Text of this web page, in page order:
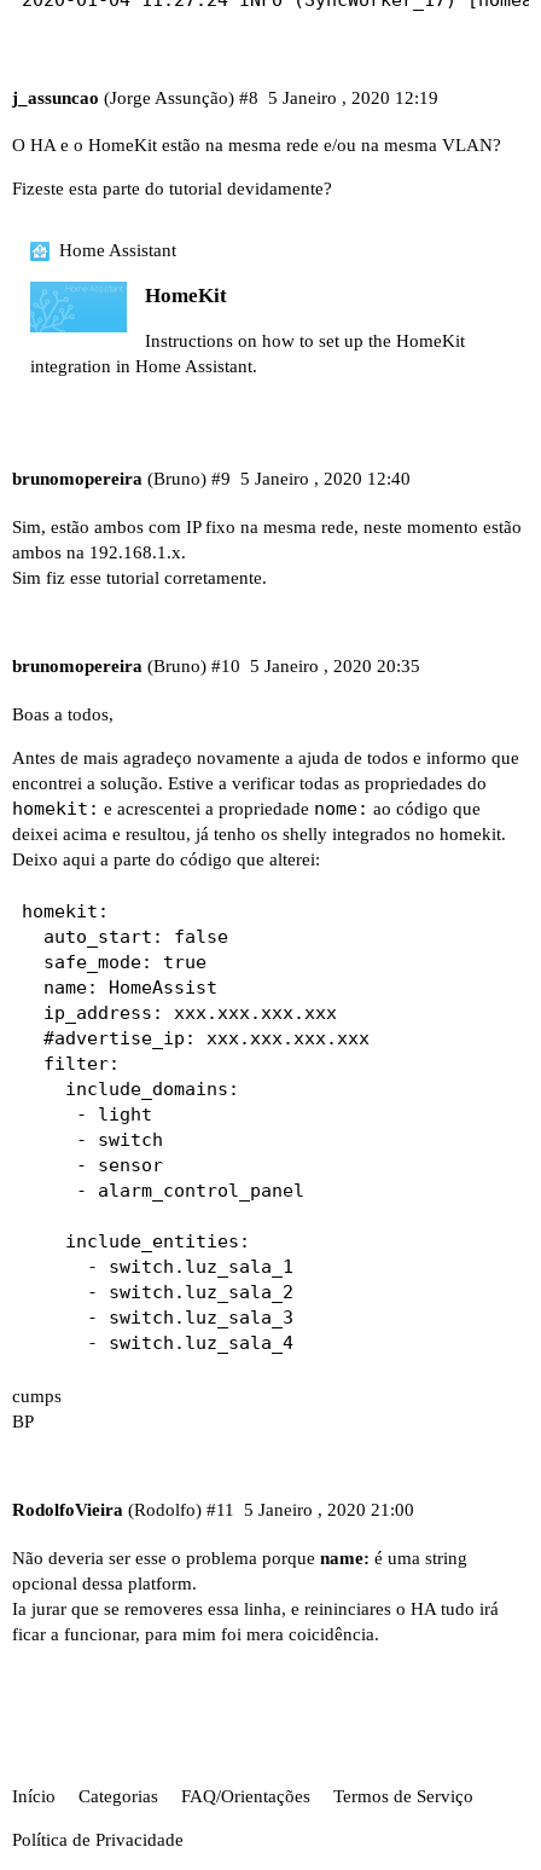
j_assuncao (Jorge Assunção) 5 Janeiro , 2020 12:19
#8
O HA e o HomeKit estão na mesma rede e/ou na mesma VLAN?
Fizeste esta parte do tutorial devidamente?
Home Assistant
HomeKit
Instructions on how to set up the HomeKit
integration in Home Assistant.
brunomopereira (Bruno) 5 Janeiro , 2020 12:40
#9
Sim, estão ambos com IP fixo na mesma rede, neste momento estão
ambos na 192.168.1.x.
Sim fiz esse tutorial corretamente.
brunomopereira (Bruno) 5 Janeiro , 2020 20:35
#10
Boas a todos,
Antes de mais agradeço novamente a ajuda de todos e informo que
encontrei a solução. Estive a verificar todas as propriedades do
homekit: e acrescentei a propriedade nome: ao código que
deixei acima e resultou, já tenho os shelly integrados no homekit.
Deixo aqui a parte do código que alterei:
homekit:
  auto_start: false
  safe_mode: true
  name: HomeAssist
  ip_address: xxx.xxx.xxx.xxx
  #advertise_ip: xxx.xxx.xxx.xxx
  filter:
    include_domains:
     - light
     - switch
     - sensor
     - alarm_control_panel
    include_entities:
      - switch.luz_sala_1
      - switch.luz_sala_2
      - switch.luz_sala_3
      - switch.luz_sala_4
cumps
BP
RodolfoVieira (Rodolfo) 5 Janeiro , 2020 21:00
#11
Não deveria ser esse o problema porque name: é uma string
opcional dessa platform.
Ia jurar que se removeres essa linha, e reininciares o HA tudo irá
ficar a funcionar, para mim foi mera coicidência.
Início Categorias FAQ/Orientações Termos de Serviço
Política de Privacidade